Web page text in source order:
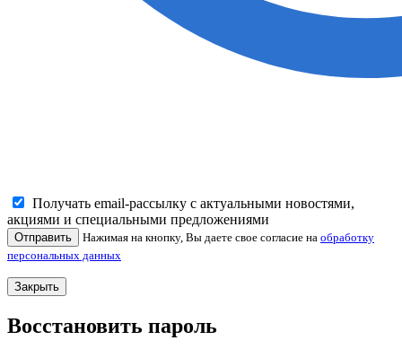
Получать email-рассылку с актуальными новостями,
акциями и специальными предложениями
Отправить Нажимая на кнопку, Вы даете свое согласие на обработку
персональных данных
Закрыть
Восстановить пароль